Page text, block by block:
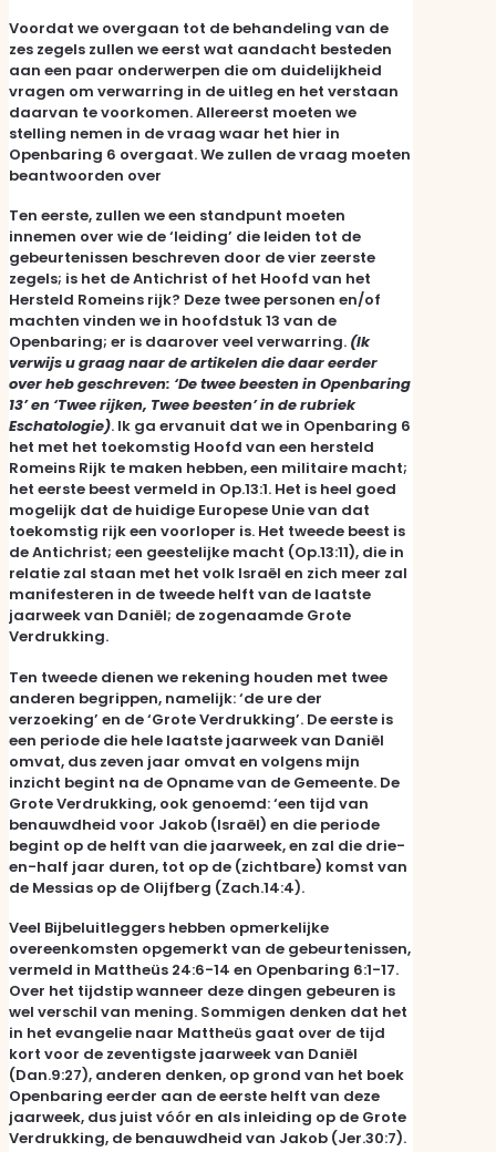
Voordat we overgaan tot de behandeling van de
zes zegels zullen we eerst wat aandacht besteden
aan een paar onderwerpen die om duidelijkheid
vragen om verwarring in de uitleg en het verstaan
daarvan te voorkomen. Allereerst moeten we
stelling nemen in de vraag waar het hier in
Openbaring 6 overgaat. We zullen de vraag moeten
beantwoorden over
Ten eerste, zullen we een standpunt moeten
innemen over wie de ‘leiding’ die leiden tot de
gebeurtenissen beschreven door de vier zeerste
zegels; is het de Antichrist of het Hoofd van het
Hersteld Romeins rijk? Deze twee personen en/of
machten vinden we in hoofdstuk 13 van de
Openbaring; er is daarover veel verwarring. (Ik
verwijs u graag naar de artikelen die daar eerder
over heb geschreven: ‘De twee beesten in Openbaring
13’ en ‘Twee rijken, Twee beesten’ in de rubriek
Eschatologie). Ik ga ervanuit dat we in Openbaring 6
het met het toekomstig Hoofd van een hersteld
Romeins Rijk te maken hebben, een militaire macht;
het eerste beest vermeld in Op.13:1. Het is heel goed
mogelijk dat de huidige Europese Unie van dat
toekomstig rijk een voorloper is. Het tweede beest is
de Antichrist; een geestelijke macht (Op.13:11), die in
relatie zal staan met het volk Israël en zich meer zal
manifesteren in de tweede helft van de laatste
jaarweek van Daniël; de zogenaamde Grote
Verdrukking.
Ten tweede dienen we rekening houden met twee
anderen begrippen, namelijk: ‘de ure der
verzoeking’ en de ‘Grote Verdrukking’. De eerste is
een periode die hele laatste jaarweek van Daniël
omvat, dus zeven jaar omvat en volgens mijn
inzicht begint na de Opname van de Gemeente. De
Grote Verdrukking, ook genoemd: ‘een tijd van
benauwdheid voor Jakob (Israël) en die periode
begint op de helft van die jaarweek, en zal die drie-
en-half jaar duren, tot op de (zichtbare) komst van
de Messias op de Olijfberg (Zach.14:4).
Veel Bijbeluitleggers hebben opmerkelijke
overeenkomsten opgemerkt van de gebeurtenissen,
vermeld in Mattheüs 24:6-14 en Openbaring 6:1-17.
Over het tijdstip wanneer deze dingen gebeuren is
wel verschil van mening. Sommigen denken dat het
in het evangelie naar Mattheüs gaat over de tijd
kort voor de zeventigste jaarweek van Daniël
(Dan.9:27), anderen denken, op grond van het boek
Openbaring eerder aan de eerste helft van deze
jaarweek, dus juist vóór en als inleiding op de Grote
Verdrukking, de benauwdheid van Jakob (Jer.30:7).